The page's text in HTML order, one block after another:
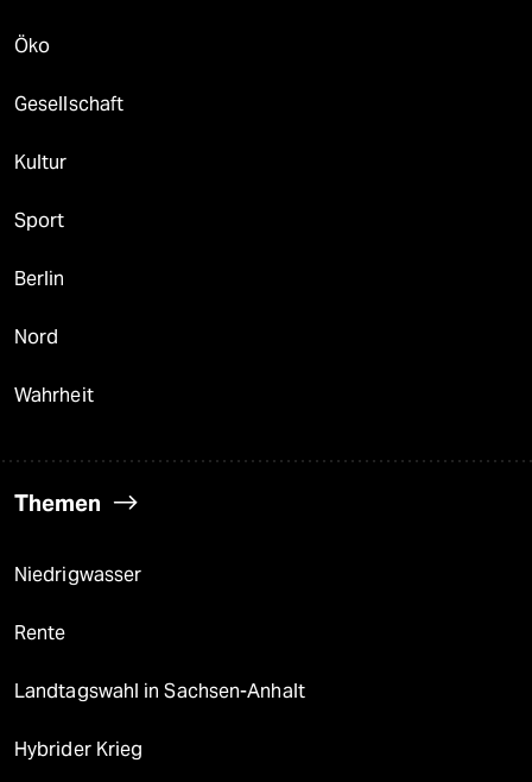
Öko
Gesellschaft
Kultur
Sport
Berlin
Nord
Wahrheit
Themen
Niedrigwasser
Rente
Landtagswahl in Sachsen-Anhalt
Hybrider Krieg